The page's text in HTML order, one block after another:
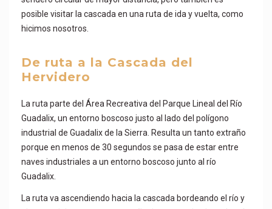
posible visitar la cascada en una ruta de ida y vuelta, como
hicimos nosotros.
De ruta a la Cascada del
Hervidero
La ruta parte del Área Recreativa del Parque Lineal del Río
Guadalix, un entorno boscoso justo al lado del polígono
industrial de Guadalix de la Sierra. Resulta un tanto extraño
porque en menos de 30 segundos se pasa de estar entre
naves industriales a un entorno boscoso junto al río
Guadalix.
La ruta va ascendiendo hacia la cascada bordeando el río y